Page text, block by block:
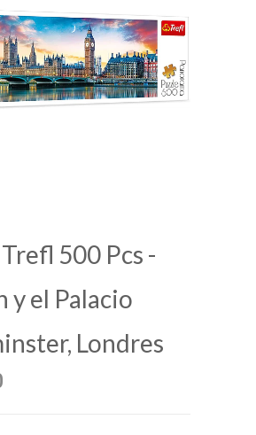
500 Pcs -
y el Palacio
Londres